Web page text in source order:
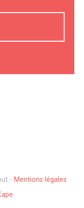
- Mentions légales